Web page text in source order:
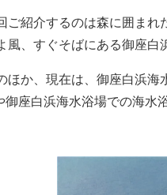
ご紹介するのは森に囲まれ
風、すぐそばにある御座
ほか、現在は、御座白浜
御座白浜海水浴場での海水